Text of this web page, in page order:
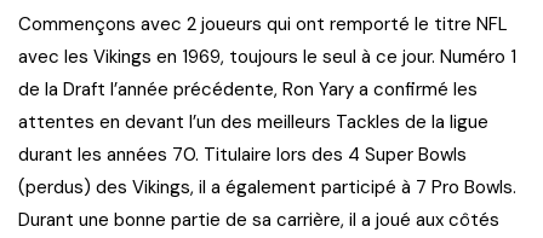
Commençons avec 2 joueurs qui ont remporté le titre NFL
avec les Vikings en 1969, toujours le seul à ce jour. Numéro 1
de la Draft l’année précédente, Ron Yary a confirmé les
attentes en devant l’un des meilleurs Tackles de la ligue
durant les années 70. Titulaire lors des 4 Super Bowls
(perdus) des Vikings, il a également participé à 7 Pro Bowls.
Durant une bonne partie de sa carrière, il a joué aux côtés